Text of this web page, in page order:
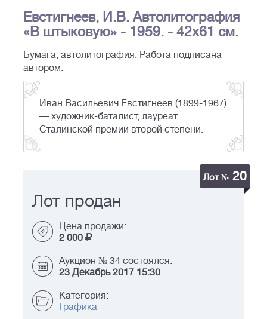
Евстигнеев, И.В. Автолитография
«В штыковую» - 1959. - 42х61 см.
Бумага, автолитография. Работа подписана
автором.
Иван Васильевич Евстигнеев (1899-1967)
— художник-баталист, лауреат
Сталинской премии второй степени.
Лот № 20
Лот продан
Цена продажи:
2 000
Аукцион № 34 состоялся:
23 Декабрь 2017 15:30
Категория:
Графика